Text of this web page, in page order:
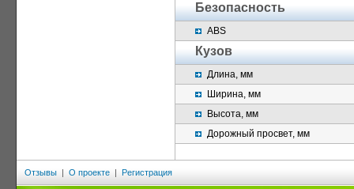
Безопасность
ABS
Кузов
Длина, мм
Ширина, мм
Высота, мм
Дорожный просвет, мм
Отзывы | О проекте | Регистрация